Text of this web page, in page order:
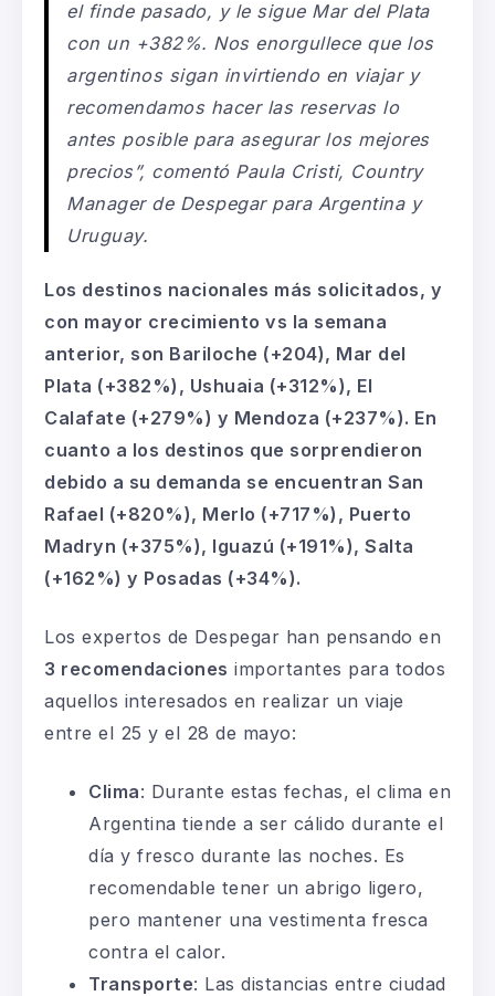
el finde pasado, y le sigue Mar del Plata
con un +382%. Nos enorgullece que los
argentinos sigan invirtiendo en viajar y
recomendamos hacer las reservas lo
antes posible para asegurar los mejores
precios”, comentó Paula Cristi, Country
Manager de Despegar para Argentina y
Uruguay.
Los destinos nacionales más solicitados, y
con mayor crecimiento vs la semana
anterior, son Bariloche (+204), Mar del
Plata (+382%), Ushuaia (+312%), El
Calafate (+279%) y Mendoza (+237%). En
cuanto a los destinos que sorprendieron
debido a su demanda se encuentran San
Rafael (+820%), Merlo (+717%), Puerto
Madryn (+375%), Iguazú (+191%), Salta
(+162%) y Posadas (+34%).
Los expertos de Despegar han pensando en
3 recomendaciones importantes para todos
aquellos interesados en realizar un viaje
entre el 25 y el 28 de mayo:
Clima: Durante estas fechas, el clima en
Argentina tiende a ser cálido durante el
día y fresco durante las noches. Es
recomendable tener un abrigo ligero,
pero mantener una vestimenta fresca
contra el calor.
Transporte: Las distancias entre ciudad